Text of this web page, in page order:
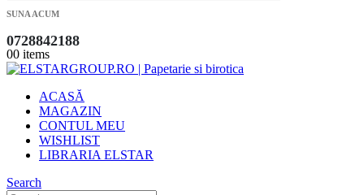
SUNA ACUM
0728842188
00 items
ACASĂ
MAGAZIN
CONTUL MEU
WISHLIST
LIBRARIA ELSTAR
Search